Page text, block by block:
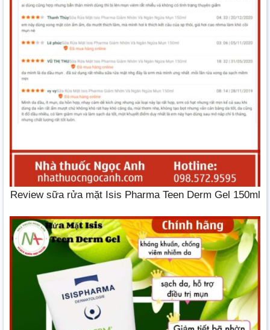
Review sữa rửa mặt Isis Pharma Teen Derm Gel 150ml